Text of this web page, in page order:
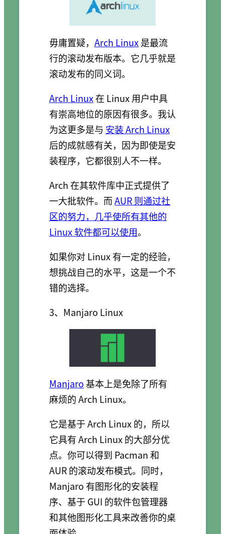
毋庸置疑， Arch Linux是最流
行的滚动发布版本。它几乎就是
滚动发布的同义词。
Arch Linux在 Linux 用户中具
有崇高地位的原因有很多。我认
为这更多是与 安装 Arch Linux
后的成就感有关，因为即使是安
装程序，它都很别人不一样。
Arch 在其软件库中正式提供了
一大批软件。而AUR 则通过社
区的努力，几乎使所有其他的
Linux 软件都可以使用。
如果你对 Linux 有一定的经验，
想挑战自己的水平，这是一个不
错的选择。
3、Manjaro Linux
Manjaro基本上是免除了所有
麻烦的 Arch Linux。
它是基于 Arch Linux 的，所以
它具有 Arch Linux 的大部分优
点。你可以得到 Pacman 和
AUR 的滚动发布模式。同时，
Manjaro 有图形化的安装程
序、基于 GUI 的软件包管理器
和其他图形化工具来改善你的桌